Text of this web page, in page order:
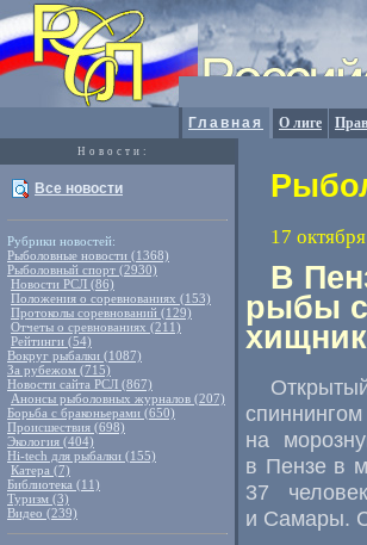
Главная О лиге
Новости:
Все новости
Рубрики новостей:
Рыболовные новости (1368)
Рыболовный спорт (2930)
Новости РСЛ (86)
Положения о соревнованиях (153)
Протоколы соревнований (129)
Отчеты о сревнованиях (211)
Рейтинги (54)
Вокруг рыбалки (1087)
За рубежом (715)
Новости сайта РСЛ (867)
Анонсы рыболовных журналов (207)
Борьба с браконьерами (650)
Происшествия (698)
Экология (404)
Hi-tech для рыбалки (155)
Катера (7)
Библиотека (11)
Туризм (3)
Видео (239)
17
В
рыбы
на
в Пензе в
37
и Самары.